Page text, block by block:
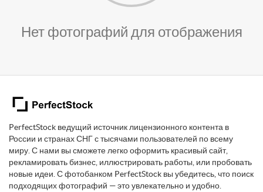
Нет фотографий для отображения
PerfectStock ведущий источник лицензионного контента в
России и странах СНГ с тысячами пользователей по всему
миру. С нами вы сможете легко оформить красивый сайт,
рекламировать бизнес, иллюстрировать работы, или пробовать
новые идеи. С фотобанком PerfectStock вы убедитесь, что поиск
подходящих фотографий — это увлекательно и удобно.